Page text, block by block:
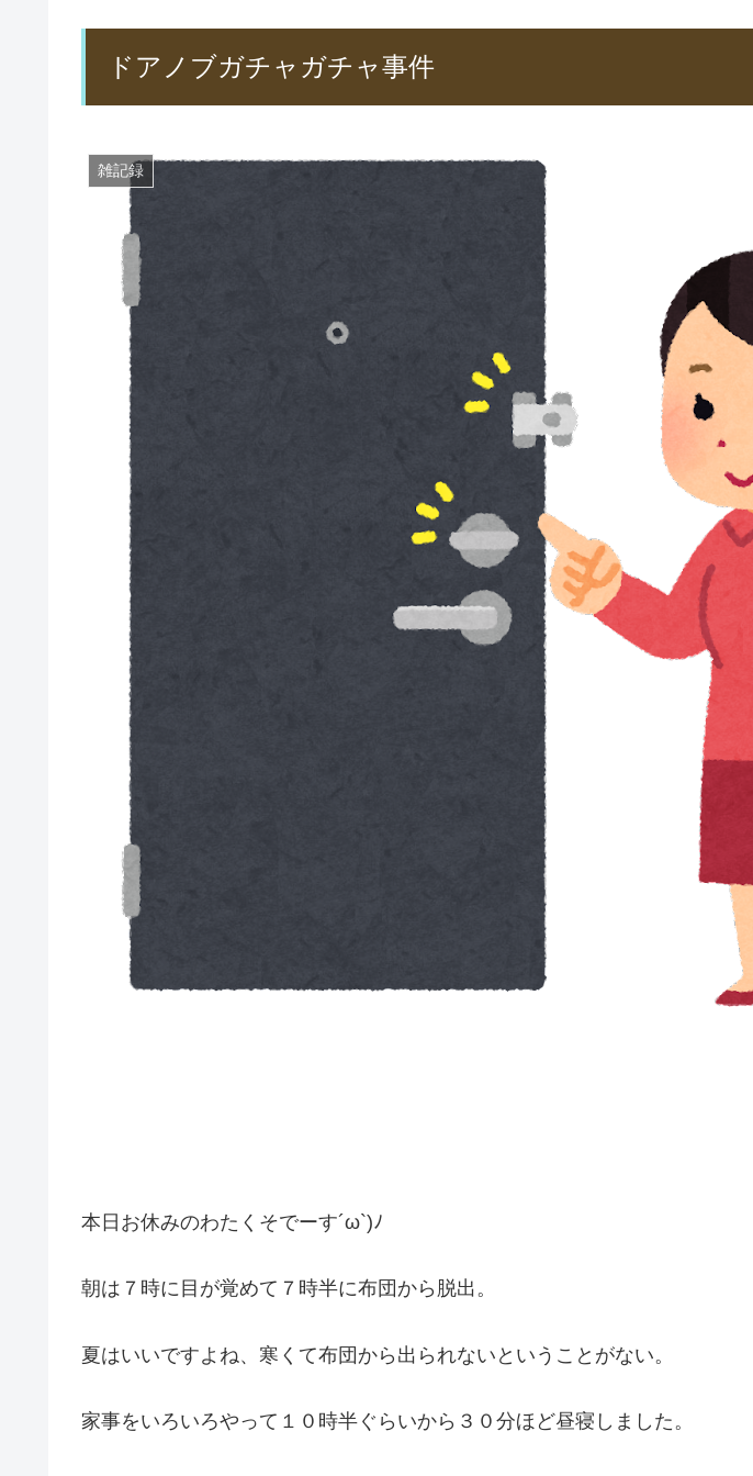
ドアノブガチャガチャ事件
雑記録
本日お休みのわたくそでーす´ω`)ﾉ
朝は７時に目が覚めて７時半に布団から脱出。
夏はいいですよね、寒くて布団から出られないということがない。
家事をいろいろやって１０時半ぐらいから３０分ほど昼寝しました。